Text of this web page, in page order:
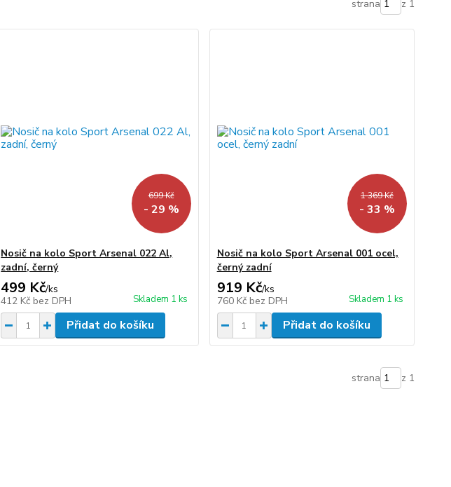
strana z 1
699 Kč
- 29 %
Nosič na kolo Sport Arsenal 022 Al,
zadní, černý
499 Kč/ks
412 Kč bez DPH Skladem 1 ks
Přidat do košíku
1 369 Kč
- 33 %
Nosič na kolo Sport Arsenal 001 ocel,
černý zadní
919 Kč/ks
760 Kč bez DPH Skladem 1 ks
Přidat do košíku
strana z 1